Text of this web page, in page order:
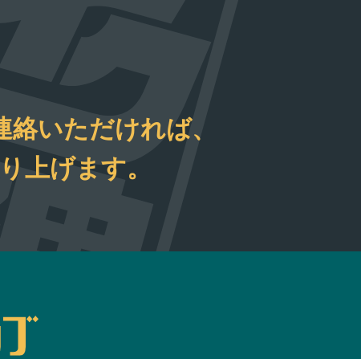
いただければ、
上げます。